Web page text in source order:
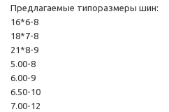
Предлагаемые типоразмеры шин:
16*6-8
18*7-8
21*8-9
5.00-8
6.00-9
6.50-10
7.00-12